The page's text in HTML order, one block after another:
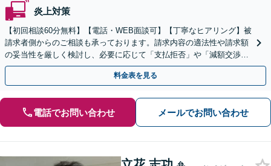
炎上対策
【初回相談60分無料】【電話・WEB面談可】【丁寧なヒアリング】被
請求者側からのご相談も承っております。請求内容の適法性や請求額
の妥当性を厳しく検討し、必要に応じて「支払拒否」や「減額交渉」
いたします。ぜひ一度弁護士にご相談ください。
料金表を見る
電話でお問い合わせ メールでお問い合わせ